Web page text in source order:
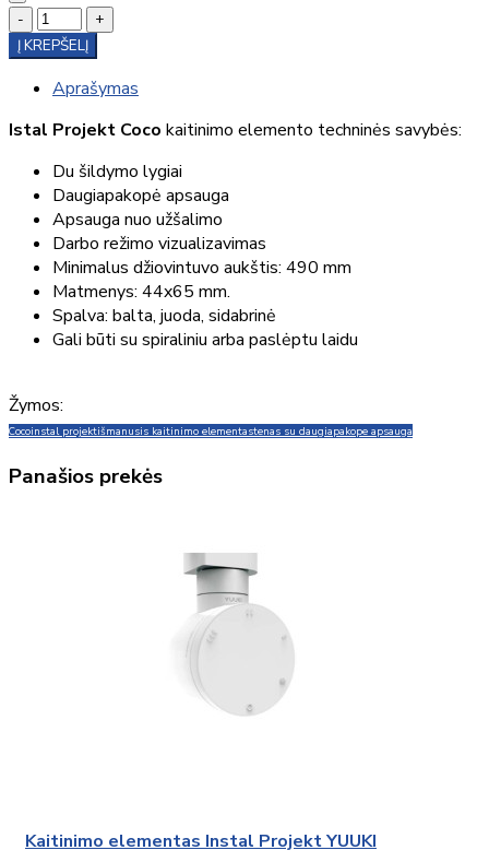
-
+
Į KREPŠELĮ
Aprašymas
Istal Projekt Coco kaitinimo elemento techninės savybės:
Du šildymo lygiai
Daugiapakopė apsauga
Apsauga nuo užšalimo
Darbo režimo vizualizavimas
Minimalus džiovintuvo aukštis: 490 mm
Matmenys: 44x65 mm.
Spalva: balta, juoda, sidabrinė
Gali būti su spiraliniu arba paslėptu laidu
Žymos:
Cocoinstal projektišmanusis kaitinimo elementastenas su daugiapakope apsauga
Panašios prekės
Kaitinimo elementas Instal Projekt YUUKI